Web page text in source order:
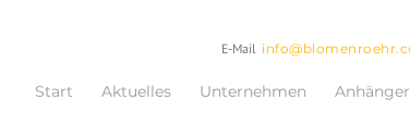
E-Mail
Start Aktuelles Unternehmen Anhänger